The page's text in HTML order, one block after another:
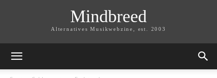
Mindbreed
Alternatives Musikwebzine, est. 2003